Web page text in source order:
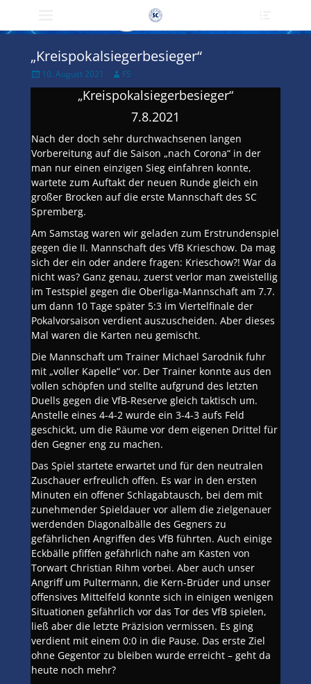
überspringen
„Kreispokalsiegerbesieger“
Veröffentlicht
am
10. August 2021 Author
FS
„Kreispokalsiegerbesieger“
7.8.2021
Nach der doch sehr durchwachsenen langen
Vorbereitung auf die Saison „nach Corona“ in der
man nur einen einzigen Sieg einfahren konnte,
wartete zum Auftakt der neuen Runde gleich ein
großer Brocken auf die erste Mannschaft des SC
Spremberg.
Am Samstag waren wir geladen zum Erstrundenspiel
gegen die II. Mannschaft des VfB Krieschow. Da mag
sich der ein oder andere fragen: Krieschow?! War da
nicht was? Ganz genau, zuerst verlor man zweistellig
im Testspiel gegen die Oberliga-Mannschaft am 7.7.
um dann 10 Tage später 5:3 im Viertelfinale der
Pokalvorsaison verdient auszuscheiden. Aber dieses
Mal waren die Karten neu gemischt.
Die Mannschaft um Trainer Michael Sarodnik fuhr
mit „voller Kapelle“ vor. Der Trainer konnte aus den
vollen schöpfen und stellte aufgrund des letzten
Duells gegen die VfB-Reserve gleich taktisch um.
Anstelle eines 4-4-2 wurde ein 3-4-3 aufs Feld
geschickt, um die Räume vor dem eigenen Drittel für
den Gegner eng zu machen.
Das Spiel startete erwartet und für den neutralen
Zuschauer erfreulich offen. Es war in den ersten
Minuten ein offener Schlagabtausch, bei dem mit
zunehmender Spieldauer vor allem die zielgenauer
werdenden Diagonalbälle des Gegners zu
gefährlichen Angriffen des VfB führten. Auch einige
Eckbälle pfiffen gefährlich nahe am Kasten von
Torwart Christian Rihm vorbei. Aber auch unser
Angriff um Pultermann, die Kern-Brüder und unser
offensives Mittelfeld konnte sich in einigen wenigen
Situationen gefährlich vor das Tor des VfB spielen,
ließ aber die letzte Präzision vermissen. Es ging
verdient mit einem 0:0 in die Pause. Das erste Ziel
ohne Gegentor zu bleiben wurde erreicht – geht da
heute noch mehr?